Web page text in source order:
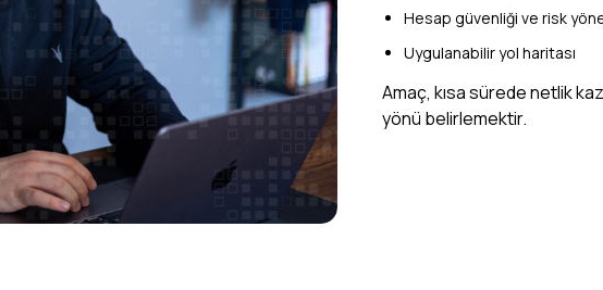
Hesap güvenliği ve risk
Uygulanabilir yol haritası
Amaç, kısa sürede netlik
yönü belirlemektir.